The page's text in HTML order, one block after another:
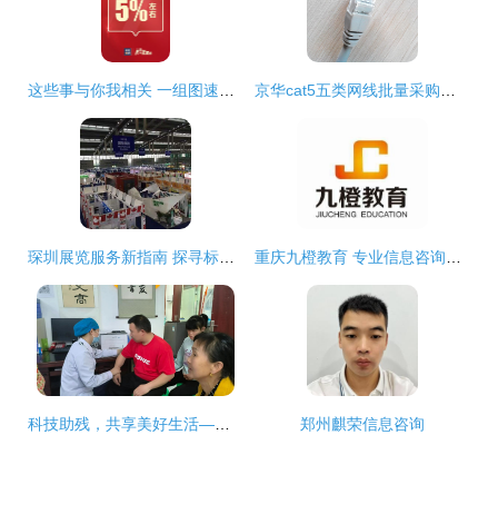
郑州麒荣信息咨询